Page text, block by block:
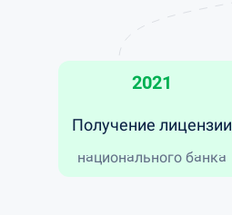
2021
Получение лицензии
национального банка